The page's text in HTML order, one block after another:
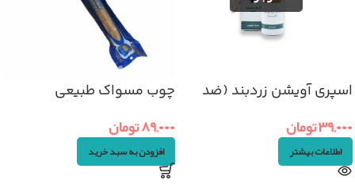
اسپری آویشن زردبند (ضد
۳۹,۰۰۰تومان
اطلاعات بیشتر
چوب مسواک طبیعی
۸۹,۰۰۰تومان
افزودن به سبد خرید